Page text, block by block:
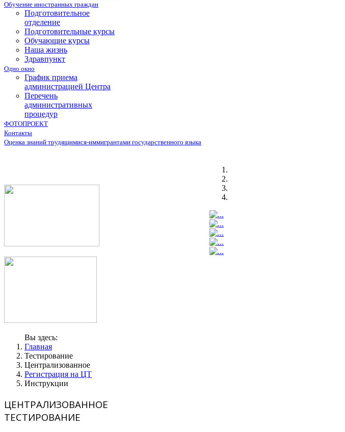
Обучение иностранных граждан
Подготовительное
отделение
Подготовительные курсы
Обучающие курсы
Наша жизнь
Здравпункт
Одно окно
График приема
администрацией Центра
Перечень
административных
процедур
ФОТОПРОЕКТ
Контакты
Оценка знаний трудящимися-иммигрантами государственного языка
Вы здесь:
Главная
Тестирование
Централизованное
Регистрация на ЦТ
Инструкции
ЦЕНТРАЛИЗОВАННОЕ
ТЕСТИРОВАНИЕ